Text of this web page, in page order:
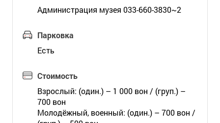
Администрация музея 033-660-3830~2
Парковка
Есть
Стоимость
Взрослый: (один.) – 1 000 вон / (груп.) –
700 вон
Молодёжный, военный: (один.) – 700 вон /